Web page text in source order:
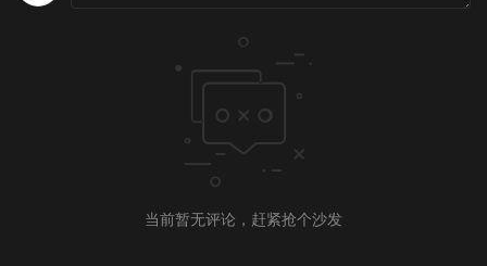
当前暂无评论，赶紧抢个沙发